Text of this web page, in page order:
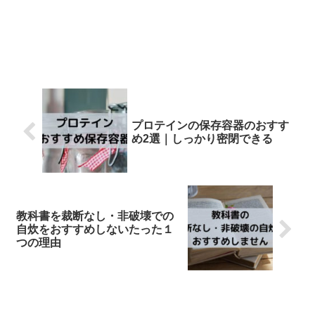
プロテインの保存容器のおすす
め2選｜しっかり密閉できる
教科書を裁断なし・非破壊での
自炊をおすすめしないたった１
つの理由